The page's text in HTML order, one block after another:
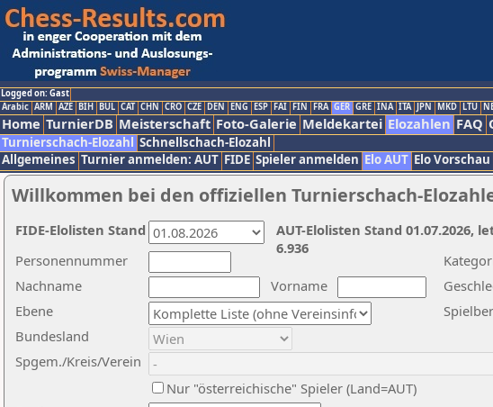
Logged on: Gast
Arabic ARM AZE BIH BUL CAT CHN CRO CZE DEN ENG ESP FAI FIN FRA GER GRE INA ITA JPN MKD LTU
Home TurnierDB Meisterschaft Foto-Galerie Meldekartei Elozahlen FAQ
Turnierschach-Elozahl Schnellschach-Elozahl
Allgemeines Turnier anmelden: AUT FIDE Spieler anmelden Elo AUT Elo Vorschau
Willkommen bei den offiziellen Turnierschach-
Nachname
Vorname
Ebene
Personennummer
Bundesland
Spgem./Kreis/Verein
Nur "österreichische" Spieler (Land=AUT)
AUT-Elolisten Stand 01.07.2026,
6.936
FIDE-Elolisten Stand